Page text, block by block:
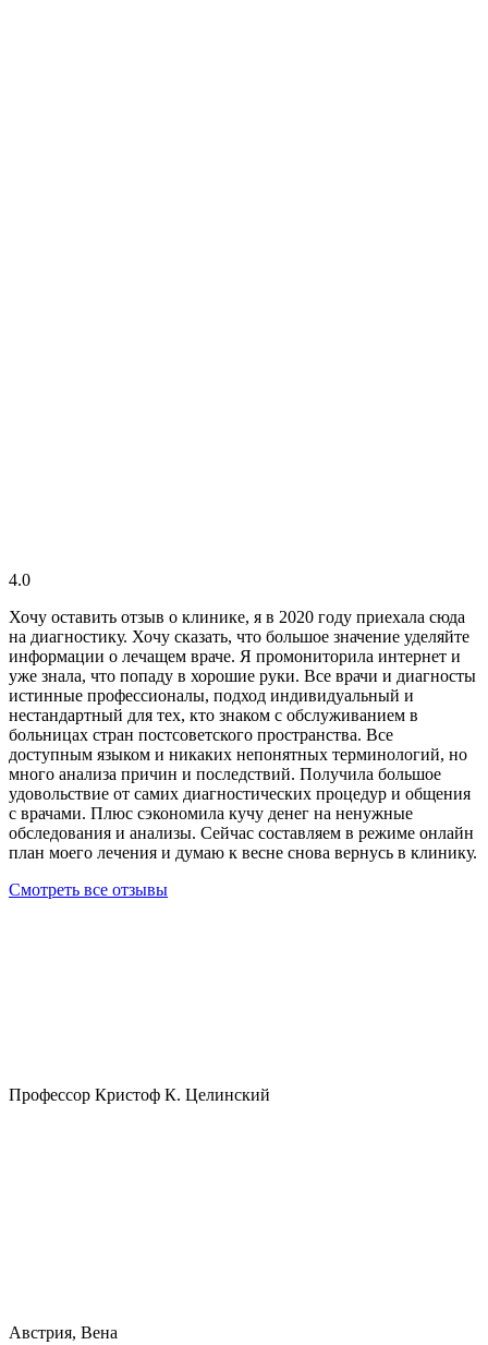
4.0
Хочу оставить отзыв о клинике, я в 2020 году приехала сюда
на диагностику. Хочу сказать, что большое значение уделяйте
информации о лечащем враче. Я промониторила интернет и
уже знала, что попаду в хорошие руки. Все врачи и диагносты
истинные профессионалы, подход индивидуальный и
нестандартный для тех, кто знаком с обслуживанием в
больницах стран постсоветского пространства. Все
доступным языком и никаких непонятных терминологий, но
много анализа причин и последствий. Получила большое
удовольствие от самих диагностических процедур и общения
с врачами. Плюс сэкономила кучу денег на ненужные
обследования и анализы. Сейчас составляем в режиме онлайн
план моего лечения и думаю к весне снова вернусь в клинику.
Смотреть все отзывы
Профессор Кристоф К. Целинский
Австрия, Вена